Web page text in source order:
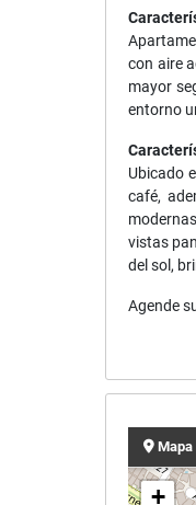
con aire
mayor
entorno
Ubicado
café,
vistas
del sol,
Agende
Mapa
+